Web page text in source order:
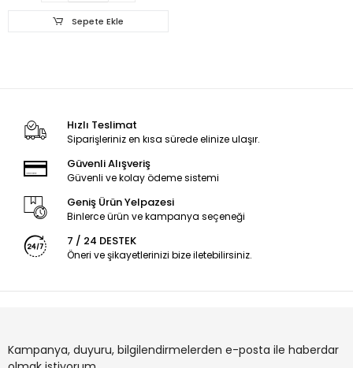
Sepete Ekle
Hızlı Teslimat
Siparişleriniz en kısa sürede elinize ulaşır.
Güvenli Alışveriş
Güvenli ve kolay ödeme sistemi
Geniş Ürün Yelpazesi
Binlerce ürün ve kampanya seçeneği
7 / 24 DESTEK
Öneri ve şikayetlerinizi bize iletebilirsiniz.
Kampanya, duyuru, bilgilendirmelerden e-posta ile haberdar